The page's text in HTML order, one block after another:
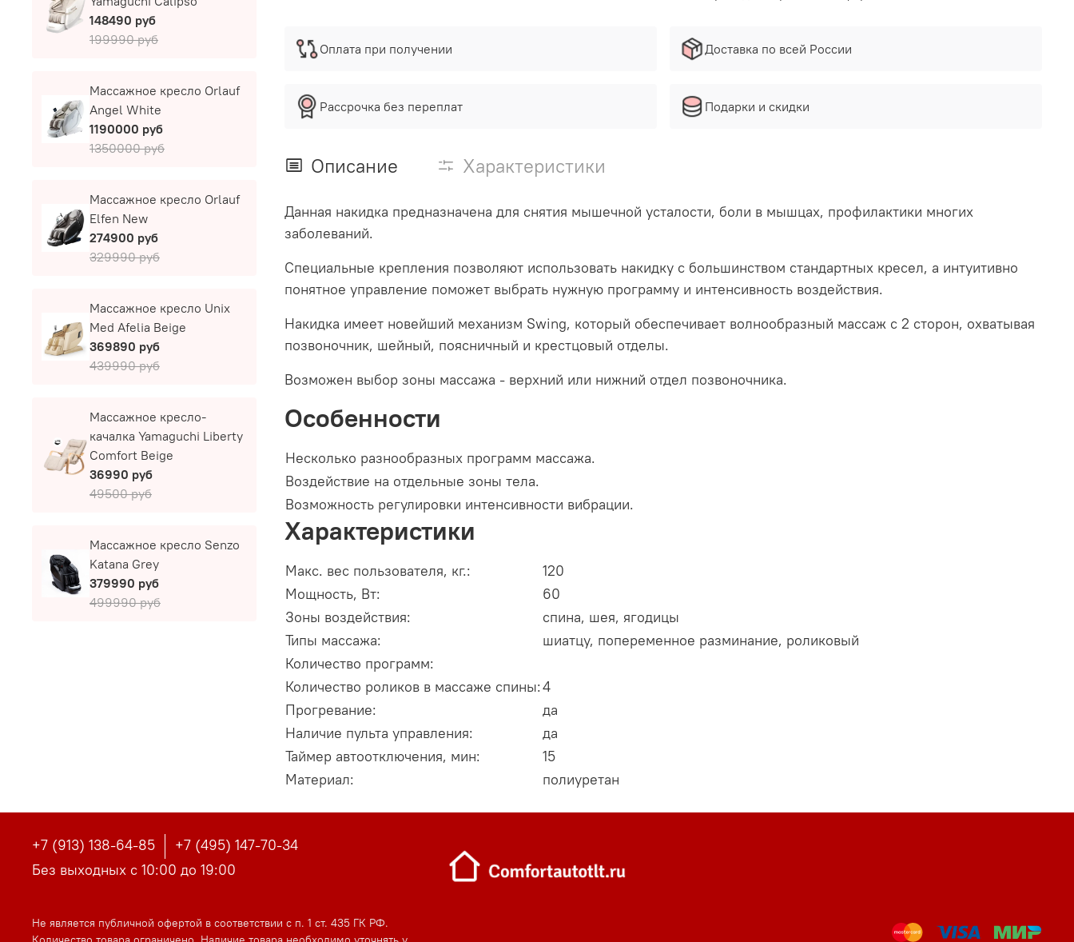
Оплата при получении
Рассрочка без переплат
Доставка по всей России
Подарки и скидки
Описание Характеристики
Данная накидка предназначена для снятия мышечной усталости, боли в мышцах, профилактики многих
заболеваний.
Специальные крепления позволяют использовать накидку с большинством стандартных кресел, а интуитивно
понятное управление поможет выбрать нужную программу и интенсивность воздействия.
Накидка имеет новейший механизм Swing, который обеспечивает волнообразный массаж с 2 сторон, охватывая
позвоночник, шейный, поясничный и крестцовый отделы.
Возможен выбор зоны массажа - верхний или нижний отдел позвоночника.
Особенности
Несколько разнообразных программ массажа.
Воздействие на отдельные зоны тела.
Возможность регулировки интенсивности вибрации.
Характеристики
Макс. вес пользователя, кг.:
120
Мощность, Вт:
60
Зоны воздействия:
спина, шея, ягодицы
Типы массажа:
шиатцу, попеременное разминание, роликовый
Количество программ:
Количество роликов в массаже спины:4
Прогревание:
да
Наличие пульта управления:
да
Таймер автоотключения, мин:
15
Материал:
полиуретан
148490 руб
199990 руб
Массажное кресло Orlauf
Angel White
1190000 руб
1350000 руб
Массажное кресло Orlauf
Elfen New
274900 руб
329990 руб
Массажное кресло Unix
Med Afelia Beige
369890 руб
439990 руб
Массажное кресло-
качалка Yamaguchi Liberty
Comfort Beige
36990 руб
49500 руб
Массажное кресло Senzo
Katana Grey
379990 руб
499990 руб
+7 (913) 138-64-85
+7 (495) 147-70-34
Без выходных с 10:00 до 19:00
Не является публичной офертой в соответствии с п. 1 ст. 435 ГК РФ.